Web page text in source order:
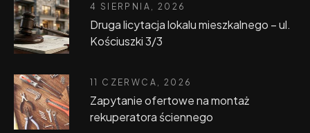
4 SIERPNIA, 2026
Druga licytacja lokalu mieszkalnego – ul.
Kościuszki 3/3
11 CZERWCA, 2026
Zapytanie ofertowe na montaż
rekuperatora ściennego